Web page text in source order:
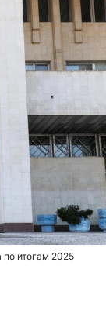
итогам 2025